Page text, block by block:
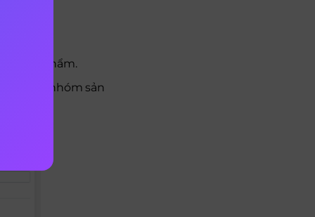
sản phẩm.
ý tên nhóm sản